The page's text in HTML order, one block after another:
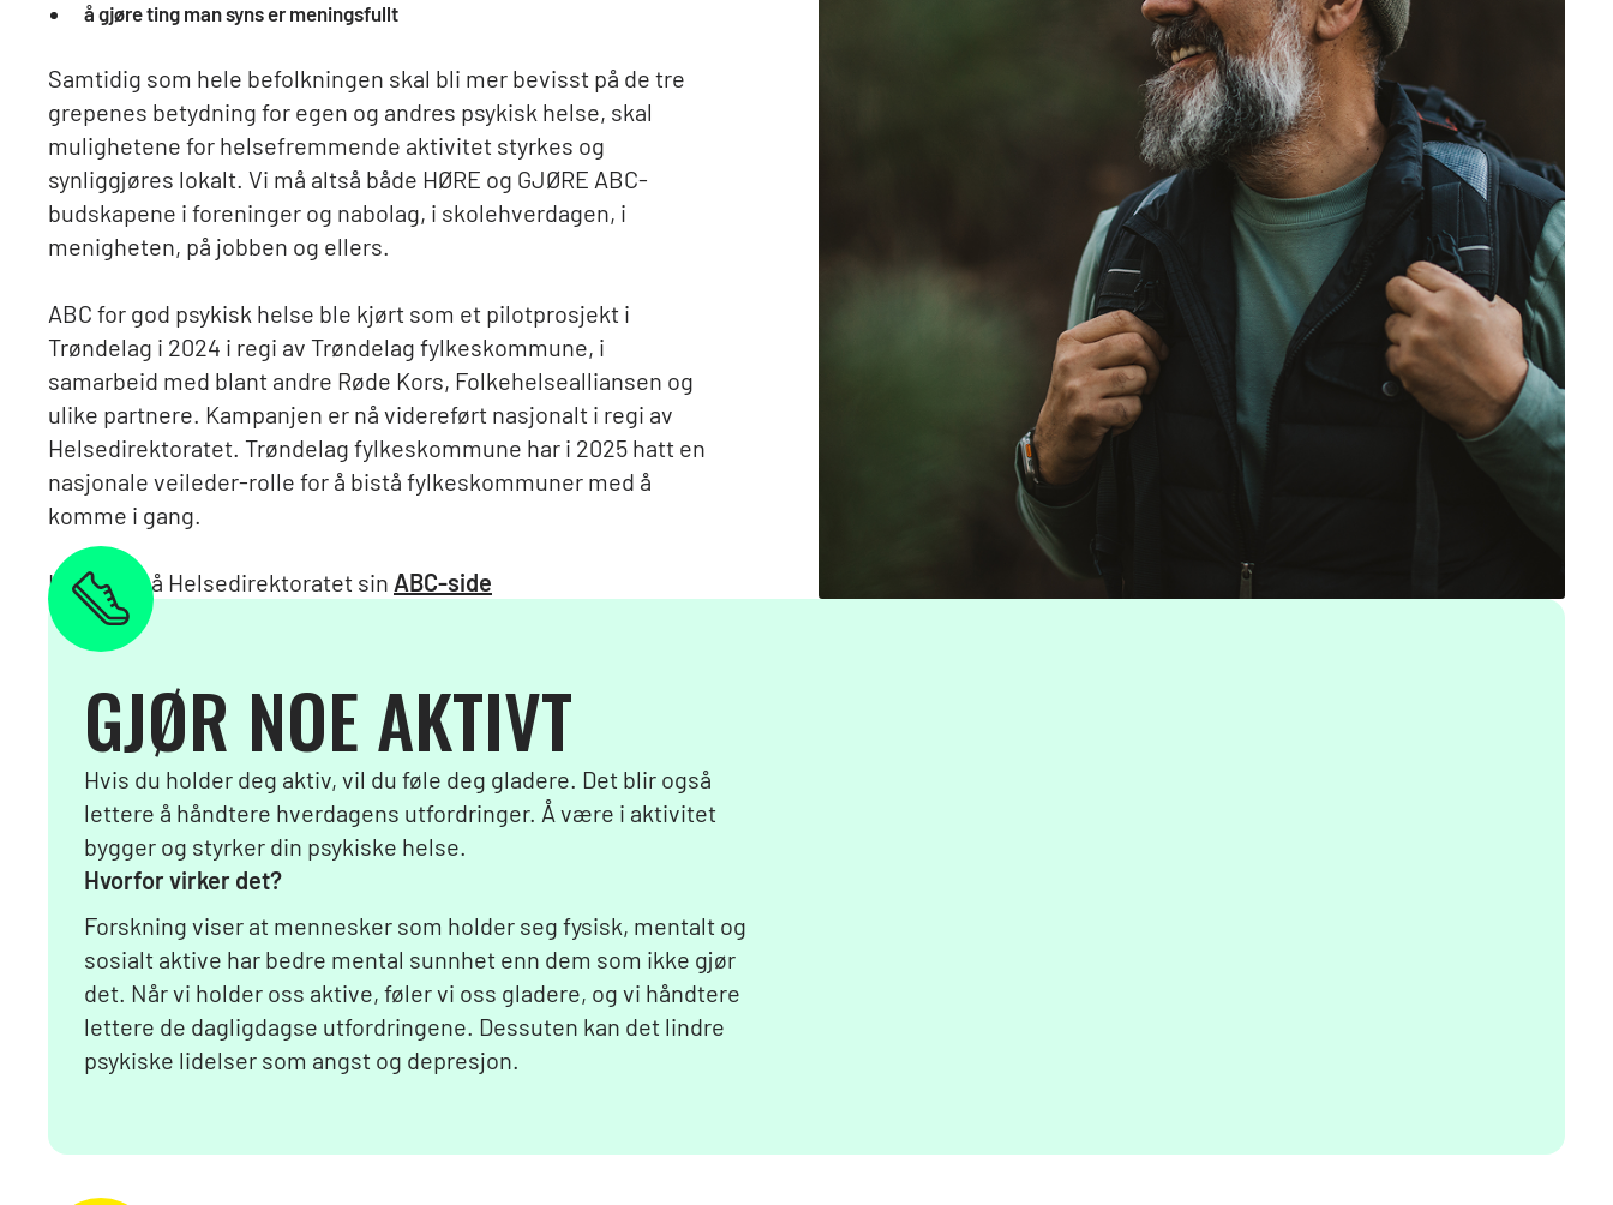
å gjøre ting man syns er meningsfullt
Samtidig som hele befolkningen skal bli mer bevisst på de tre
grepenes betydning for egen og andres psykisk helse, skal
mulighetene for helsefremmende aktivitet styrkes og
synliggjøres lokalt. Vi må altså både HØRE og GJØRE ABC-
budskapene i foreninger og nabolag, i skolehverdagen, i
menigheten, på jobben og ellers.
ABC for god psykisk helse ble kjørt som et pilotprosjekt i
Trøndelag i 2024 i regi av Trøndelag fylkeskommune, i
samarbeid med blant andre Røde Kors, Folkehelsealliansen og
ulike partnere. Kampanjen er nå videreført nasjonalt i regi av
Helsedirektoratet. Trøndelag fylkeskommune har i 2025 hatt en
nasjonale veileder-rolle for å bistå fylkeskommuner med å
komme i gang.
Les mer på Helsedirektoratet sin ABC-side
GJØR NOE AKTIVT
Hvis du holder deg aktiv, vil du føle deg gladere. Det blir også
lettere å håndtere hverdagens utfordringer. Å være i aktivitet
bygger og styrker din psykiske helse.
Hvorfor virker det?
Forskning viser at mennesker som holder seg fysisk, mentalt og
sosialt aktive har bedre mental sunnhet enn dem som ikke gjør
det. Når vi holder oss aktive, føler vi oss gladere, og vi håndtere
lettere de dagligdagse utfordringene. Dessuten kan det lindre
psykiske lidelser som angst og depresjon.